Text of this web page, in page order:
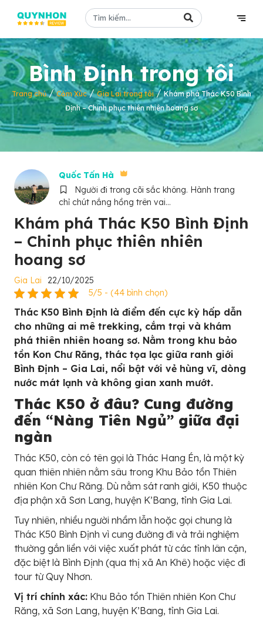
Bình Định trong tôi
Trang chủ/Cảm Xúc/Gia Lai trong tôi/Khám phá Thác K50 Bình
Định – Chinh phục thiên nhiên hoang sơ
Quốc Tấn Hà
Người đi trong cõi sắc không. Hành trang
chỉ chút nắng hồng trên vai...
Khám phá Thác K50 Bình Định
– Chinh phục thiên nhiên
hoang sơ
Gia Lai
22/10/2025
5/5 - (44 bình chọn)
Thác K50 Bình Định là điểm đến cực kỳ hấp dẫn
cho những ai mê trekking, cắm trại và khám
phá thiên nhiên hoang sơ. Nằm trong khu bảo
tồn Kon Chư Răng, thác tọa lạc giữa ranh giới
Bình Định – Gia Lai, nổi bật với vẻ hùng vĩ, dòng
nước mát lạnh và không gian xanh mướt.
Thác K50 ở đâu? Cung đường
đến “Nàng Tiên Ngủ” giữa đại
ngàn
Thác K50, còn có tên gọi là Thác Hang Én, là một kỳ
quan thiên nhiên nằm sâu trong Khu Bảo tồn Thiên
nhiên Kon Chư Răng. Dù nằm sát ranh giới, K50 thuộc
địa phận xã Sơn Lang, huyện K’Bang, tỉnh Gia Lai.
Tuy nhiên, nhiều người nhầm lẫn hoặc gọi chung là
Thác K50 Bình Định vì cung đường đi và trải nghiệm
thường gắn liền với việc xuất phát từ các tỉnh lân cận,
đặc biệt là Bình Định (qua thị xã An Khê) hoặc việc đi
tour từ Quy Nhơn.
Vị trí chính xác: Khu Bảo tồn Thiên nhiên Kon Chư
Răng, xã Sơn Lang, huyện K’Bang, tỉnh Gia Lai.